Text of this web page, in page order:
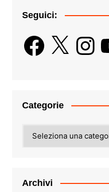
Seguici:
Facebook
X Instagram
Categorie
Archivi